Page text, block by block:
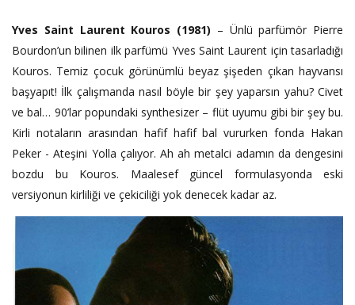
Yves Saint Laurent Kouros (1981) – Ünlü parfümör Pierre
Bourdon’un bilinen ilk parfümü Yves Saint Laurent için tasarladığı
Kouros. Temiz çocuk görünümlü beyaz şişeden çıkan hayvansı
başyapıt! İlk çalışmanda nasıl böyle bir şey yaparsın yahu? Civet
ve bal… 90’lar popundaki synthesizer – flüt uyumu gibi bir şey bu.
Kirli notaların arasından hafif hafif bal vururken fonda Hakan
Peker - Ateşini Yolla çalıyor. Ah ah metalci adamın da dengesini
bozdu bu Kouros. Maalesef güncel formulasyonda eski
versiyonun kirliliği ve çekiciliği yok denecek kadar az.